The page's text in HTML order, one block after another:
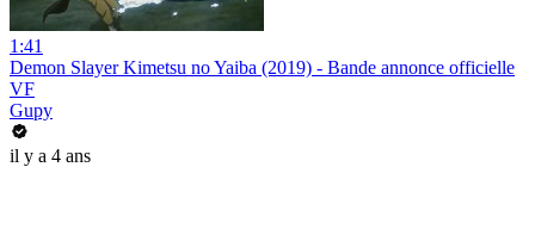
1:41
Demon Slayer Kimetsu no Yaiba (2019) - Bande annonce officielle
VF
Gupy
il y a 4 ans